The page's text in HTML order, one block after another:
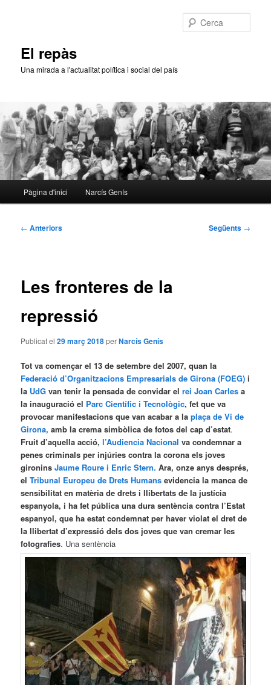
El repàs
Una mirada a l'actualitat política i social del país
principal
Pàgina d'inici Narcís Genís
Navegació
← Anteriors Següents →
Les fronteres de la
repressió
Publicat el29 març 2018perNarcís Genís
Tot va començar el 13 de setembre del 2007, quan la
Federació d’Organitzacions Empresarials de Girona (FOEG) i
la UdG van tenir la pensada de convidar elrei Joan Carles a
la inauguració el Parc Científic i Tecnològic, fet que va
provocar manifestacions que van acabar a laplaça de Vi de
Girona, amb la crema simbòlica de fotos del cap d’estat.
Fruit d’aquella acció, l’Audiencia Nacional va condemnar a
penes criminals per injúries contra la corona els joves
gironinsJaume Roure i Enric Stern. Ara, onze anys després,
el Tribunal Europeu de Drets Humans evidencia la manca de
sensibilitat en matèria de drets i llibertats de la justícia
espanyola, i ha fet pública una dura sentència contra l’Estat
espanyol, que ha estat condemnat per haver violat el dret de
la llibertat d’expressió dels dos joves que van cremar les
fotografies. Una sentència